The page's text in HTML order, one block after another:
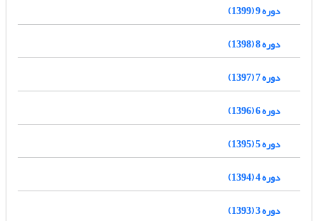
دوره 9 (1399)
دوره 8 (1398)
دوره 7 (1397)
دوره 6 (1396)
دوره 5 (1395)
دوره 4 (1394)
دوره 3 (1393)